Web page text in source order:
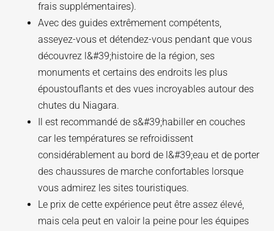
frais supplémentaires).
Avec des guides extrêmement compétents,
asseyez-vous et détendez-vous pendant que vous
découvrez l&#39;histoire de la région, ses
monuments et certains des endroits les plus
époustouflants et des vues incroyables autour des
chutes du Niagara.
Il est recommandé de s&#39;habiller en couches
car les températures se refroidissent
considérablement au bord de l&#39;eau et de porter
des chaussures de marche confortables lorsque
vous admirez les sites touristiques.
Le prix de cette expérience peut être assez élevé,
mais cela peut en valoir la peine pour les équipes